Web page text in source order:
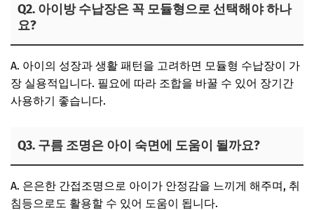
Q2. 아이방 수납장은 꼭 모듈형으로 선택해야 하나
요?
A. 아이의 성장과 생활 패턴을 고려하면 모듈형 수납장이 가
장 실용적입니다. 필요에 따라 조합을 바꿀 수 있어 장기간
사용하기 좋습니다.
Q3. 구름 조명은 아이 숙면에 도움이 될까요?
A. 은은한 간접조명으로 아이가 안정감을 느끼게 해주며, 취
침등으로도 활용할 수 있어 도움이 됩니다.